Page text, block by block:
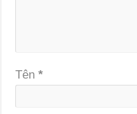
Tên*